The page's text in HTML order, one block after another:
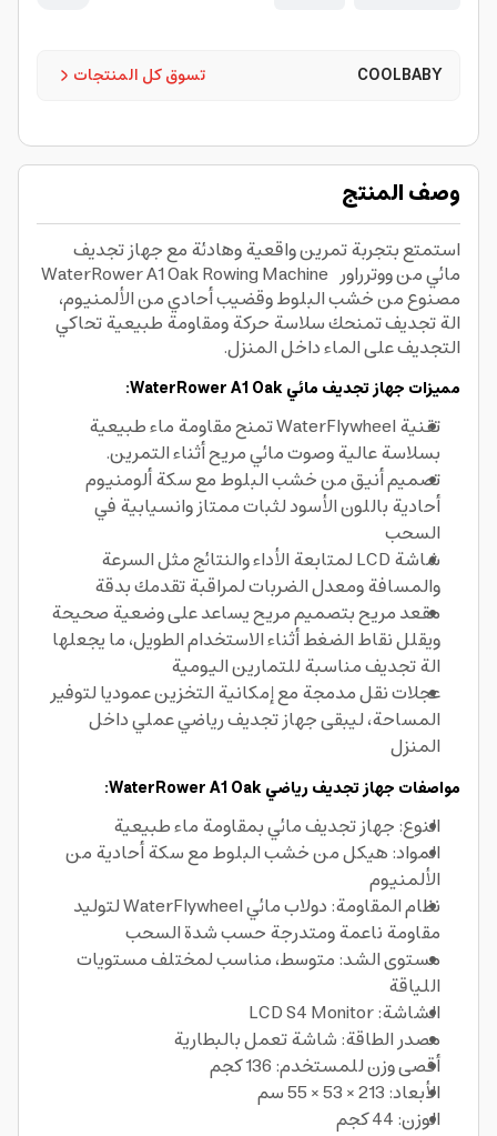
تسوق كل المنتجات COOLBABY
وصف المنتج
استمتع بتجربة تمرين واقعية وهادئة مع جهاز تجديف
مائي من ووترراور WaterRower A1 Oak Rowing Machine
مصنوع من خشب البلوط وقضيب أحادي من الألمنيوم،
الة تجديف تمنحك سلاسة حركة ومقاومة طبيعية تحاكي
التجديف على الماء داخل المنزل.
مميزات جهاز تجديف مائي WaterRower A1 Oak:
تقنية WaterFlywheel تمنح مقاومة ماء طبيعية
بسلاسة عالية وصوت مائي مريح أثناء التمرين.
تصميم أنيق من خشب البلوط مع سكة ألومنيوم
أحادية باللون الأسود لثبات ممتاز وانسيابية في
السحب
شاشة LCD لمتابعة الأداء والنتائج مثل السرعة
والمسافة ومعدل الضربات لمراقبة تقدمك بدقة
مقعد مريح بتصميم مريح يساعد على وضعية صحيحة
ويقلل نقاط الضغط أثناء الاستخدام الطويل، ما يجعلها
الة تجديف مناسبة للتمارين اليومية
عجلات نقل مدمجة مع إمكانية التخزين عموديا لتوفير
المساحة، ليبقى جهاز تجديف رياضي عملي داخل
المنزل
مواصفات جهاز تجديف رياضي WaterRower A1 Oak:
النوع: جهاز تجديف مائي بمقاومة ماء طبيعية
المواد: هيكل من خشب البلوط مع سكة أحادية من
الألمنيوم
نظام المقاومة: دولاب مائي WaterFlywheel لتوليد
مقاومة ناعمة ومتدرجة حسب شدة السحب
مستوى الشد: متوسط، مناسب لمختلف مستويات
اللياقة
الشاشة: LCD S4 Monitor
مصدر الطاقة: شاشة تعمل بالبطارية
أقصى وزن للمستخدم: 136 كجم
الأبعاد: 213 × 53 × 55 سم
الوزن: 44 كجم